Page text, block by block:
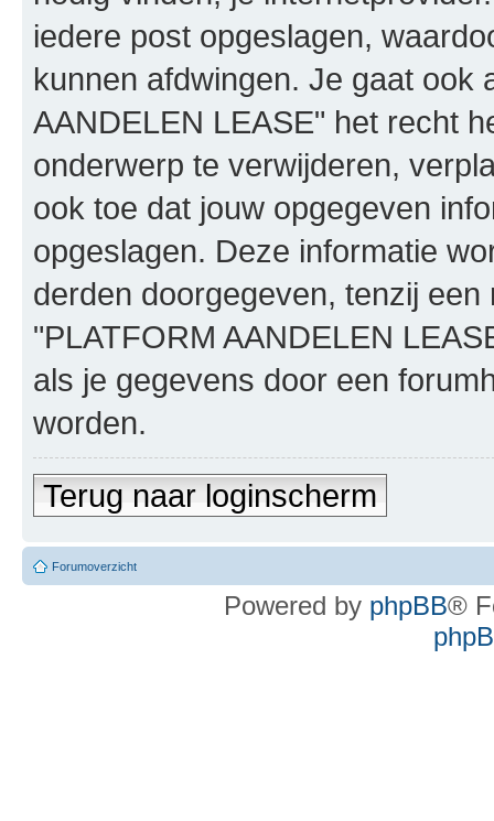
iedere post opgeslagen,
kunnen afdwingen. Je gaat ook
AANDELEN LEASE" het recht
onderwerp te verwijderen,
ook toe dat jouw opgegeven
opgeslagen. Deze informatie
derden doorgegeven, tenzij
"PLATFORM AANDELEN
als je gegevens door een
worden.
Terug naar loginscherm
Forumoverzicht
Powered by phpBB®